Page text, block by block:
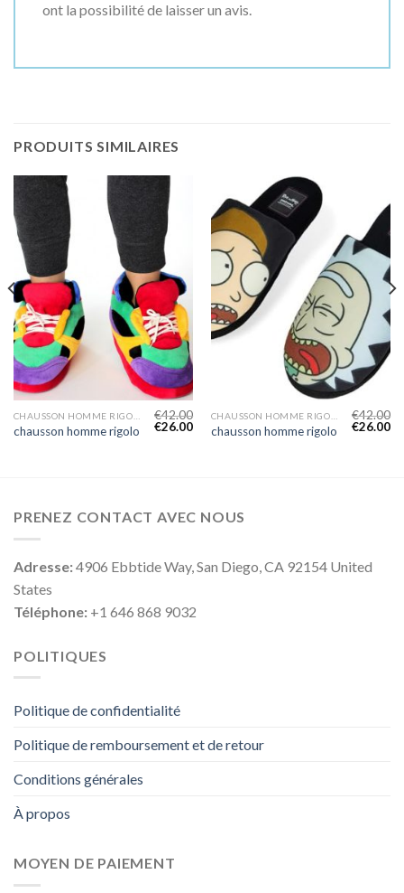
ont la possibilité de laisser un avis.
PRODUITS SIMILAIRES
chausson homme rigolo
€42.00
€26.00 chausson homme rigolo
€42.00
€26.00
PRENEZ CONTACT AVEC NOUS
Adresse:4906 Ebbtide Way, San Diego, CA 92154 United
States
Téléphone: +1 646 868 9032
POLITIQUES
Politique de confidentialité
Politique de remboursement et de retour
Conditions générales
À propos
MOYEN DE PAIEMENT